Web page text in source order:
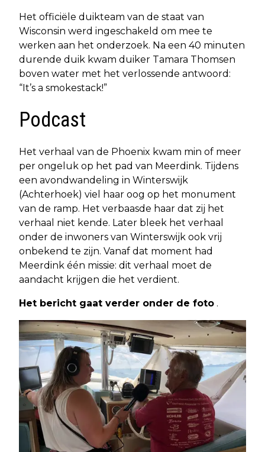
Het officiële duikteam van de staat van
Wisconsin werd ingeschakeld om mee te
werken aan het onderzoek. Na een 40 minuten
durende duik kwam duiker Tamara Thomsen
boven water met het verlossende antwoord:
“It’s a smokestack!”
Podcast
Het verhaal van de Phoenix kwam min of meer
per ongeluk op het pad van Meerdink. Tijdens
een avondwandeling in Winterswijk
(Achterhoek) viel haar oog op het monument
van de ramp. Het verbaasde haar dat zij het
verhaal niet kende. Later bleek het verhaal
onder de inwoners van Winterswijk ook vrij
onbekend te zijn. Vanaf dat moment had
Meerdink één missie: dit verhaal moet de
aandacht krijgen die het verdient.
Het bericht gaat verder onder de foto .